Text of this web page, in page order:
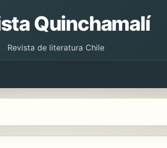
Quinchamalí
Revista de literatura Chile